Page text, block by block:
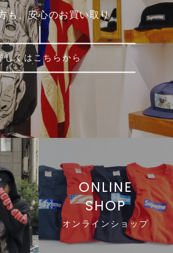
も、安心のお買い取り。
しくはこちらから
line
ONLINE
SHOP
オンラインショップ